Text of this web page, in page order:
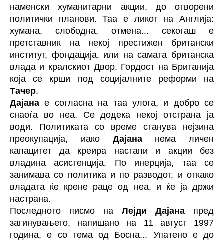
наменски хуманитарни акции, до отворени
политички планови. Таа е ликот на Англија:
хумана, слободна, отмена... секогаш е
претставник на некој престижен британски
институт, фондација, или на самата британска
влада и кралскиот Двор. Гордост на Британија
која се крши под социјалните реформи на
Тачер.
Дајана е согласна на таа улога, и добро се
снаоѓа во неа. Се додека некој отстрана ја
води. Политиката со време станува нејзина
преокупација, иако Дајананема личен
капацитет да креира настапи и акции без
владина асистенција. По инерција, таа се
занимава со политика и по разводот, и откако
владата ќе крене раце од неа, и ќе ја држи
настрана.
Последното писмо на Лејди Дајана пред
загинувањето, напишано на 11 август 1997
година, е со тема од Босна... Упатено е до